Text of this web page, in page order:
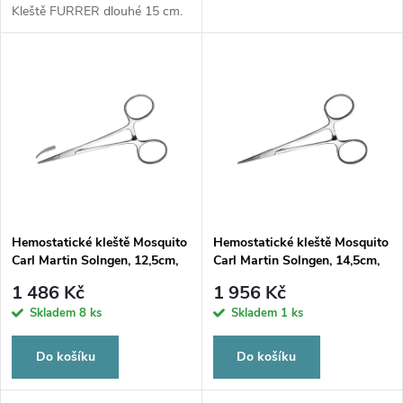
u
d
Kleště FURRER dlouhé 15 cm.
Hemostatické kleště Mosquito
Carl Martin Solngen, 12,5cm,
1 486 Kč
Skladem 8 ks
Do košíku
Hemostatické kleště Mosquito
Carl Martin Solngen, 14,5cm,
1 956 Kč
Skladem 1 ks
Do košíku